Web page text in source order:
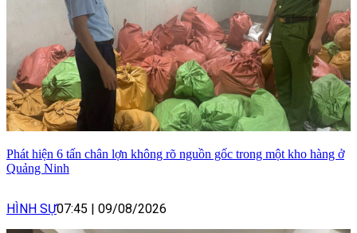
Phát hiện 6 tấn chân lợn không rõ nguồn gốc trong một kho hàng ở
Quảng Ninh
HÌNH SỰ07:45 09/08/2026